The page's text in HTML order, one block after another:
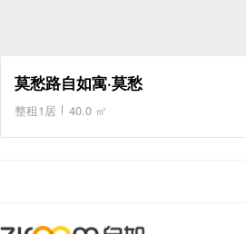
莫愁路自如寓·莫愁
整租1居 40.0 ㎡